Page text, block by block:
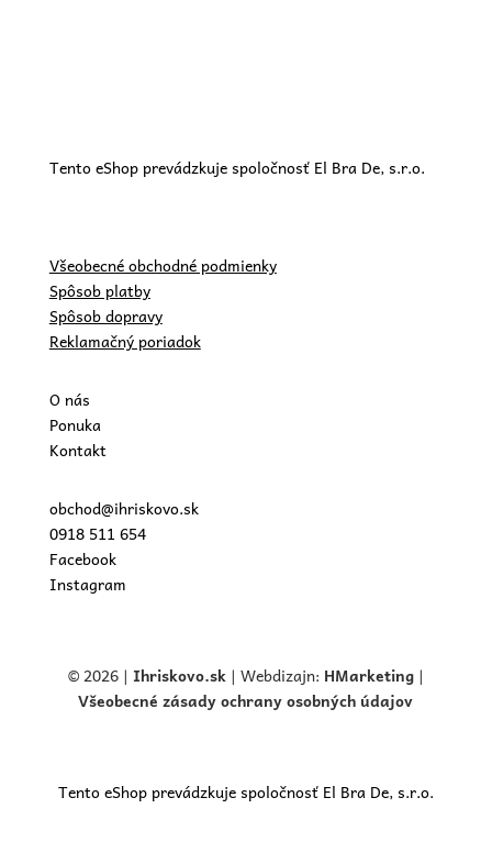
Tento eShop prevádzkuje spoločnosť El Bra De, s.r.o.
Všeobecné obchodné podmienky
Spôsob platby
Spôsob dopravy
Reklamačný poriadok
O nás
Ponuka
Kontakt
obchod@ihriskovo.sk
0918 511 654
Facebook
Instagram
© 2026 | Ihriskovo.sk| Webdizajn: HMarketing |
Všeobecné zásady ochrany osobných údajov
Tento eShop prevádzkuje spoločnosť El Bra De, s.r.o.